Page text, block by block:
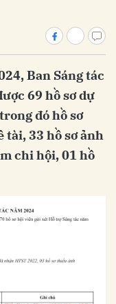
Ban Sáng tác
69 hồ sơ dự
đó hồ sơ
tài, 33 hồ sơ ảnh
chi hội, 01 hồ
Hủy